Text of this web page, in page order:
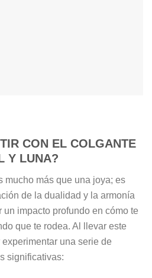
CON EL COLGANTE
Y LUNA?
mucho más que una joya; es
de la dualidad y la armonía
impacto profundo en cómo te
que te rodea. Al llevar este
una serie de
significativas: